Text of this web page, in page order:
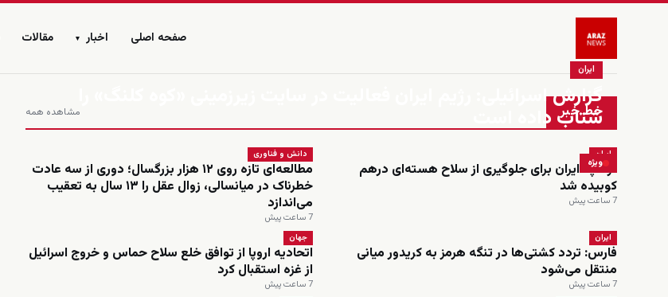
صفحه اصلی اخبار ▾ مقالات
خط خبر مشاهده همه
ویژه
ایران
گزارش اسرائیلی: رژیم ایران فعالیت در سایت زیرزمینی «کوه کلنگ» را
شتاب داده است
ایران
ترامپ: ایران برای جلوگیری از سلاح هسته‌ای درهم
کوبیده شد
7 ساعت پیش
دانش و فناوری
مطالعه‌ای تازه روی ۱۲ هزار بزرگسال؛ دوری از سه عادت
خطرناک در میانسالی، زوال عقل را ۱۳ سال به تعقیب
می‌اندازد
7 ساعت پیش
ایران
فارس: تردد کشتی‌ها در تنگه هرمز به کریدور میانی
منتقل می‌شود
7 ساعت پیش
جهان
اتحادیه اروپا از توافق خلع سلاح حماس و خروج اسرائیل
از غزه استقبال کرد
7 ساعت پیش